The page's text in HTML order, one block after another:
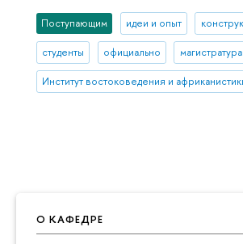
О КАФЕДРЕ
Поступающим идеи и опыт
студенты официально магистратура
Институт востоковедения и